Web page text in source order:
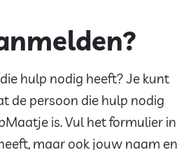
hulp nodig heeft? Je kunt
de persoon die hulp nodig
is. Vul het formulier in
maar ook jouw naam en